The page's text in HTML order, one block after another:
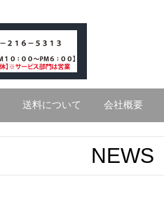
送料について 会社概要
NEWS